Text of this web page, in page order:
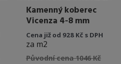
Kamenný koberec
Vicenza 4-8 mm
Cena již od 928 Kč s DPH
za m2
Původní cena 1046 Kč